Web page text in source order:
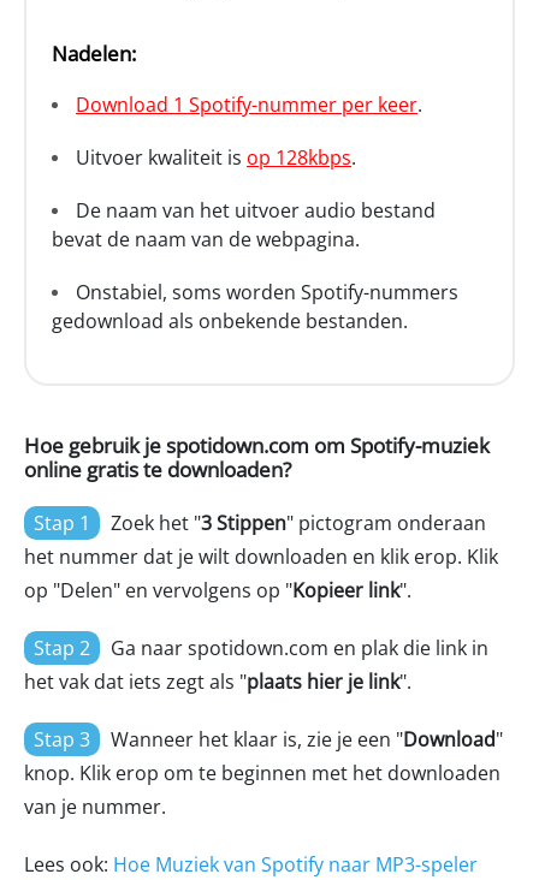
Nadelen:
Download 1 Spotify-nummer per keer.
Uitvoer kwaliteit is op 128kbps.
De naam van het uitvoer audio bestand
bevat de naam van de webpagina.
Onstabiel, soms worden Spotify-nummers
gedownload als onbekende bestanden.
Hoe gebruik je spotidown.com om Spotify-muziek
online gratis te downloaden?
Stap 1 Zoek het "3 Stippen" pictogram onderaan
het nummer dat je wilt downloaden en klik erop. Klik
op "Delen" en vervolgens op "Kopieer link".
Stap 2
Ga naar spotidown.com en plak die link in
het vak dat iets zegt als "plaats hier je link".
Stap 3 Wanneer het klaar is, zie je een "Download"
knop. Klik erop om te beginnen met het downloaden
van je nummer.
Lees ook: Hoe Muziek van Spotify naar MP3-speler